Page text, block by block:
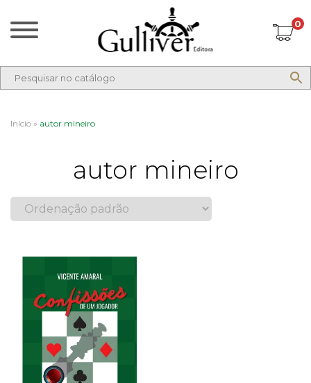
0
Início » autor mineiro
autor mineiro